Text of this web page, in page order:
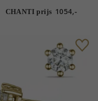
diamant
CHANTI prijs 1054,-